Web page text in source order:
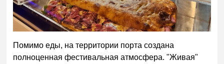
Помимо еды, на территории порта создана
полноценная фестивальная атмосфера. "Живая"